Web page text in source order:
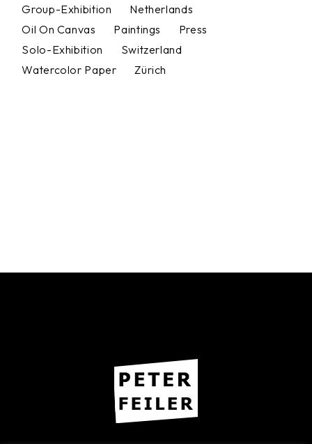
Group-Exhibition
Netherlands
Oil On Canvas
Paintings
Press
Solo-Exhibition
Switzerland
Watercolor Paper
Zürich